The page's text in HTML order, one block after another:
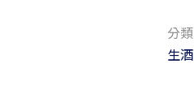
分類
生酒